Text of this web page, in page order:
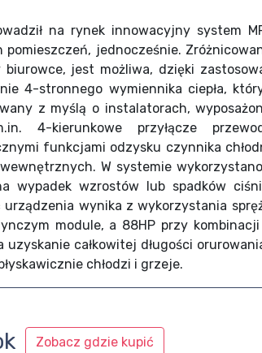
na rynek innowacyjny system
pomieszczeń, jednocześnie.
jest możliwa, dzięki
4-stronnego wymiennika ciepła,
z myślą o instalatorach,
4-kierunkowe przyłącze
funkcjami odzysku czynnika
W systemie
wypadek wzrostów lub spadków
wynika z wykorzystania
module, a 88HP przy
uzyskanie całkowitej długości
chłodzi i grzeje.
Zobacz gdzie kupić